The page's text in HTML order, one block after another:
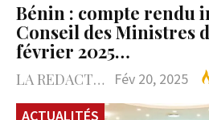
Bénin : compte rendu
Conseil des Ministres
février 2025…
LA REDACTION Fév 20, 2025
ACTUALITÉS